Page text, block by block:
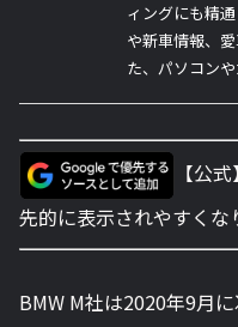
ィングにも精
や新車情報、
た、パソコン
【公
先的に表示されやすくな
BMW M社は2020年9月